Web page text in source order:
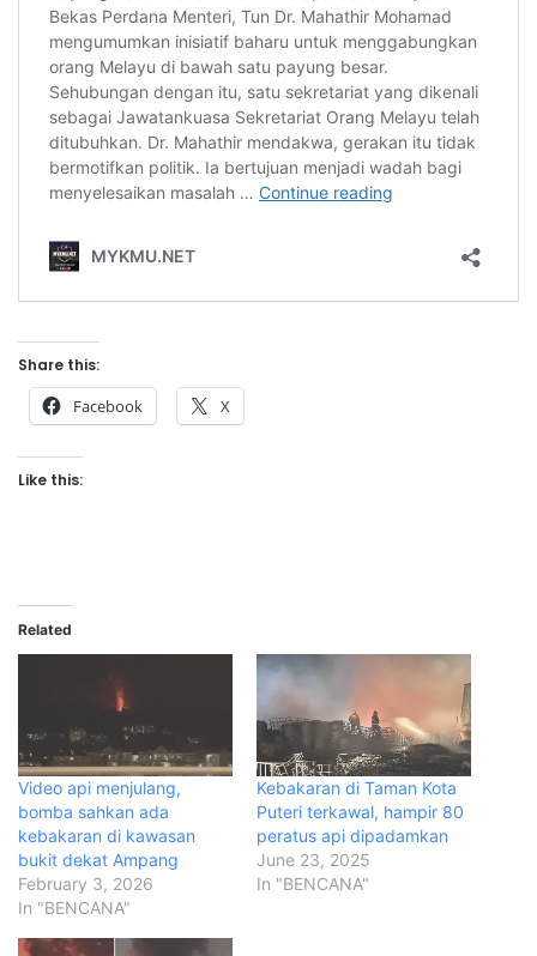
Share this:
Facebook X
Like this:
Related
Video api menjulang,
bomba sahkan ada
kebakaran di kawasan
bukit dekat Ampang
February 3, 2026
In "BENCANA"
Kebakaran di Taman Kota
Puteri terkawal, hampir 80
peratus api dipadamkan
June 23, 2025
In "BENCANA"